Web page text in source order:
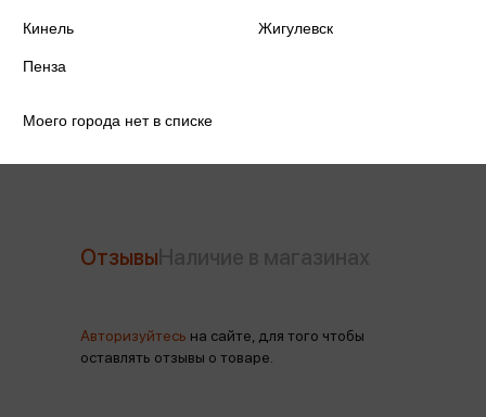
Отзывы
Авторизуйтесь на сайте, для того чтобы
оставлять отзывы о товаре.
Кинель Жигулевск
Пенза
Моего города нет в списке